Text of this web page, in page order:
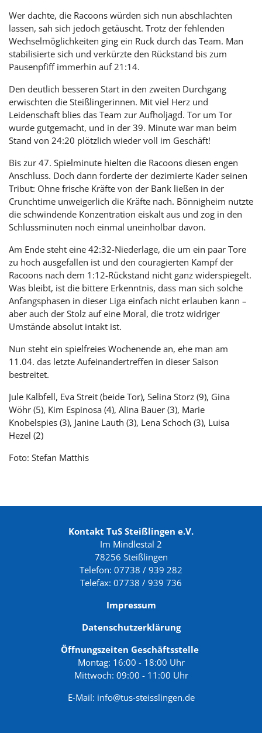
Wer dachte, die Racoons würden sich nun abschlachten
lassen, sah sich jedoch getäuscht. Trotz der fehlenden
Wechselmöglichkeiten ging ein Ruck durch das Team. Man
stabilisierte sich und verkürzte den Rückstand bis zum
Pausenpfiff immerhin auf 21:14.
Den deutlich besseren Start in den zweiten Durchgang
erwischten die Steißlingerinnen. Mit viel Herz und
Leidenschaft blies das Team zur Aufholjagd. Tor um Tor
wurde gutgemacht, und in der 39. Minute war man beim
Stand von 24:20 plötzlich wieder voll im Geschäft!
Bis zur 47. Spielminute hielten die Racoons diesen engen
Anschluss. Doch dann forderte der dezimierte Kader seinen
Tribut: Ohne frische Kräfte von der Bank ließen in der
Crunchtime unweigerlich die Kräfte nach. Bönnigheim nutzte
die schwindende Konzentration eiskalt aus und zog in den
Schlussminuten noch einmal uneinholbar davon.
Am Ende steht eine 42:32-Niederlage, die um ein paar Tore
zu hoch ausgefallen ist und den couragierten Kampf der
Racoons nach dem 1:12-Rückstand nicht ganz widerspiegelt.
Was bleibt, ist die bittere Erkenntnis, dass man sich solche
Anfangsphasen in dieser Liga einfach nicht erlauben kann –
aber auch der Stolz auf eine Moral, die trotz widriger
Umstände absolut intakt ist.
Nun steht ein spielfreies Wochenende an, ehe man am
11.04. das letzte Aufeinandertreffen in dieser Saison
bestreitet.
Jule Kalbfell, Eva Streit (beide Tor), Selina Storz (9), Gina
Wöhr (5), Kim Espinosa (4), Alina Bauer (3), Marie
Knobelspies (3), Janine Lauth (3), Lena Schoch (3), Luisa
Hezel (2)
Foto: Stefan Matthis
Kontakt TuS Steißlingen e.V.
Im Mindlestal 2
78256 Steißlingen
Telefon: 07738 / 939 282
Telefax: 07738 / 939 736
Impressum
Datenschutzerklärung
Öffnungszeiten Geschäftsstelle
Montag: 16:00 - 18:00 Uhr
Mittwoch: 09:00 - 11:00 Uhr
E-Mail: info@tus-steisslingen.de